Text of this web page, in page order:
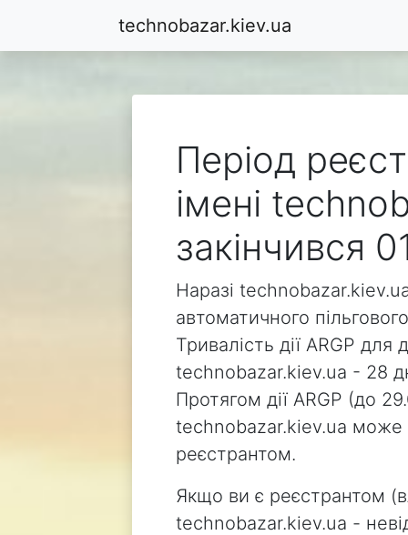
technobazar.kiev.ua
Період
імені
закінчився
Наразі
автоматичного
Тривалість дії ARGP для
technobazar.kiev.ua - 28
Протягом дії ARGP (до
technobazar.kiev.ua може
реєстрантом.
Якщо ви є реєстрантом
technobazar.kiev.ua -